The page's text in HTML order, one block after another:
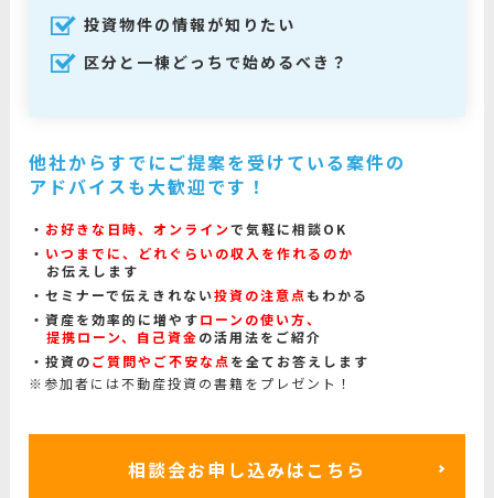
投資物件の情報が知りたい
区分と一棟どっちで始めるべき？
他社からすでにご提案を受けている案件の
アドバイスも大歓迎です！
お好きな日時、オンラインで気軽に相談OK
いつまでに、どれぐらいの収入を作れるのか
お伝えします
セミナーで伝えきれない投資の注意点 もわかる
資産を効率的に増やすローンの使い方、
提携ローン、自己資金の活用法をご紹介
投資のご質問やご不安な点 を全てお答えします
※参加者には不動産投資の書籍をプレゼント！
相談会お申し込みはこちら